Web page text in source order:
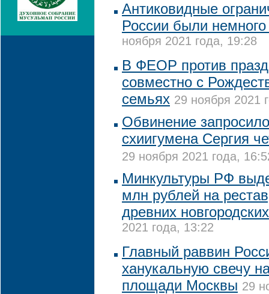
Антиковидные
России были
ноября 2021 года, 19:28
В ФЕОР против
совместно с
семьях 29 ноября 2021
Обвинение
схиигумена Сергия
29 ноября 2021 года,
Минкультуры РФ
млн рублей на
древних
2021 года, 13:22
Главный раввин
ханукальную свечу
площади Москвы 29